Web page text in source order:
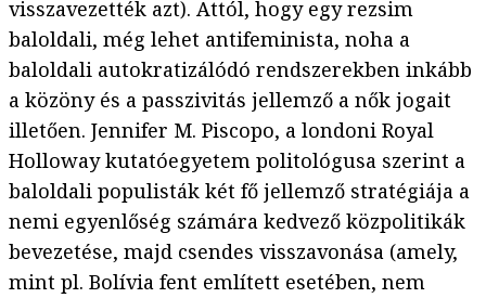
visszavezették azt). Attól, hogy egy rezsim
baloldali, még lehet antifeminista, noha a
baloldali autokratizálódó rendszerekben inkább
a közöny és a passzivitás jellemző a nők jogait
illetően. Jennifer M. Piscopo, a londoni Royal
Holloway kutatóegyetem politológusa szerint a
baloldali populisták két fő jellemző stratégiája a
nemi egyenlőség számára kedvező közpolitikák
bevezetése, majd csendes visszavonása (amely,
mint pl. Bolívia fent említett esetében, nem